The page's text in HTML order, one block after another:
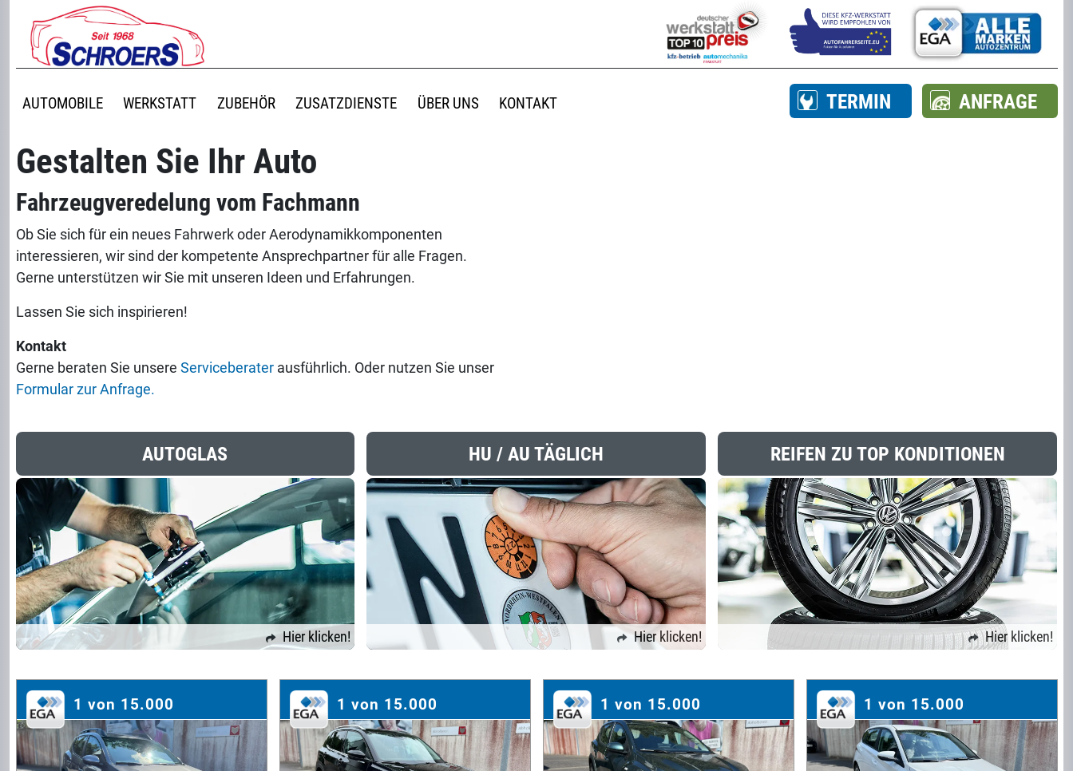
AUTOMOBILE WERKSTATT ZUBEHÖR ZUSATZDIENSTE ÜBER UNS KONTAKT TERMIN ANFRAGE
Gestalten Sie Ihr Auto
Fahrzeugveredelung vom Fachmann
Ob Sie sich für ein neues Fahrwerk oder Aerodynamikkomponenten
interessieren, wir sind der kompetente Ansprechpartner für alle Fragen.
Gerne unterstützen wir Sie mit unseren Ideen und Erfahrungen.
Lassen Sie sich inspirieren!
Kontakt
Gerne beraten Sie unsere Serviceberaterausführlich. Oder nutzen Sie unser
Formular zur Anfrage.
AUTOGLAS
Hier klicken!
HU / AU TÄGLICH
Hier klicken!
REIFEN ZU TOP KONDITIONEN
Hier klicken!
1 von 15.000 1 von 15.000 1 von 15.000 1 von 15.000